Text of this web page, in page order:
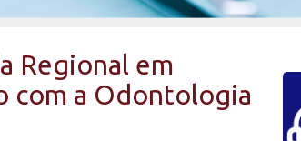
Regional em
com a Odontologia